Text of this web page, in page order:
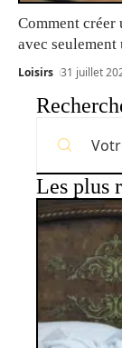
Comment
avec seulement
Loisirs 31 juillet
Les plus